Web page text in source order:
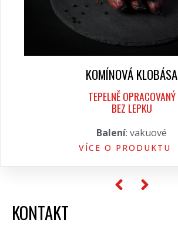
KOMÍNOVÁ KLOBÁSA
TEPELNĚ OPRACOVANÝ
BEZ LEPKU
Balení: vakuové
VÍCE O PRODUKTU
KONTAKT